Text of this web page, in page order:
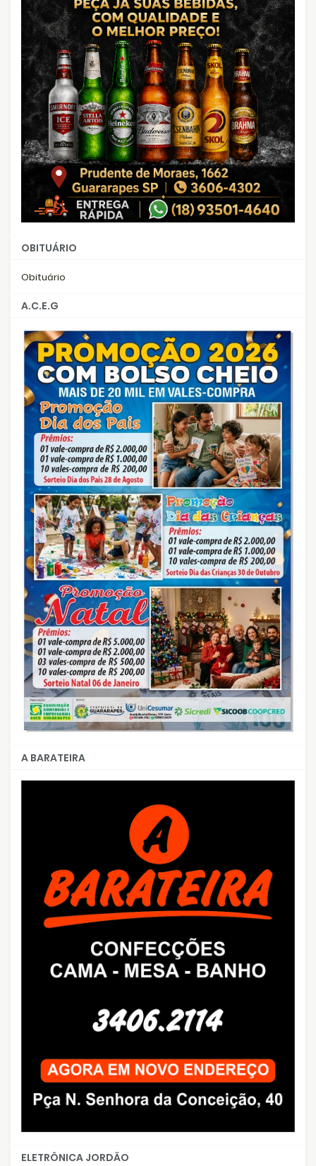
OBITUÁRIO
Obituário
A.C.E.G
A BARATEIRA
ELETRÔNICA JORDÃO